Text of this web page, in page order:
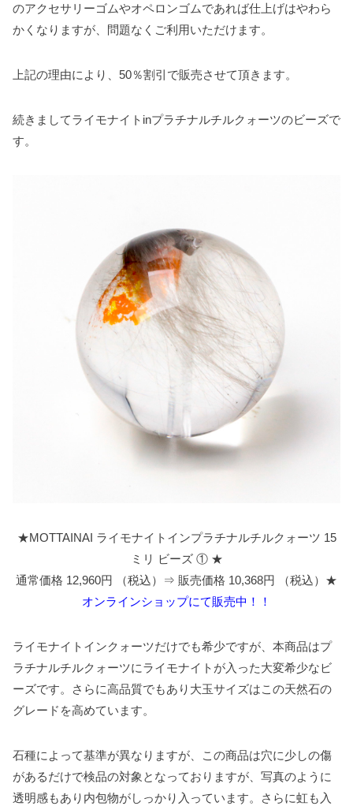
のアクセサリーゴムやオペロンゴムであれば仕上げはやわら
かくなりますが、問題なくご利用いただけます。
上記の理由により、50％割引で販売させて頂きます。
続きましてライモナイトinプラチナルチルクォーツのビーズで
す。
★MOTTAINAI ライモナイトインプラチナルチルクォーツ 15
ミリ ビーズ ① ★
通常価格 12,960円 （税込）⇒ 販売価格 10,368円 （税込）★
オンラインショップにて販売中！！
ライモナイトインクォーツだけでも希少ですが、本商品はプ
ラチナルチルクォーツにライモナイトが入った大変希少なビ
ーズです。さらに高品質でもあり大玉サイズはこの天然石の
グレードを高めています。
石種によって基準が異なりますが、この商品は穴に少しの傷
があるだけで検品の対象となっておりますが、写真のように
透明感もあり内包物がしっかり入っています。さらに虹も入